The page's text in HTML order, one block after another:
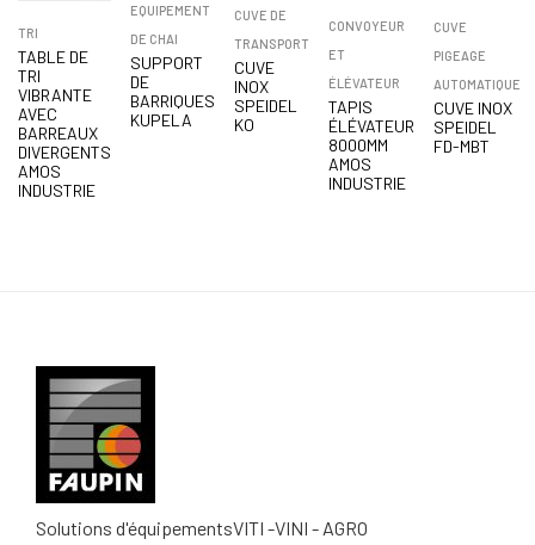
TRI
TABLE DE
TRI
VIBRANTE
AVEC
BARREAUX
DIVERGENTS
AMOS
INDUSTRIE
EQUIPEMENT
DE CHAI
SUPPORT
DE
BARRIQUES
KUPELA
CUVE DE
TRANSPORT
CUVE
INOX
SPEIDEL
KO
CONVOYEUR
ET
ÉLÉVATEUR
TAPIS
ÉLÉVATEUR
8000MM
AMOS
INDUSTRIE
CUVE
PIGEAGE
AUTOMATIQUE
CUVE INOX
SPEIDEL
FD-MBT
Solutions d'équipementsVITI -VINI - AGRO